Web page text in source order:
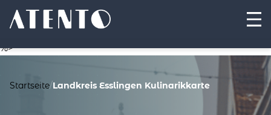
%>
Startseite/Landkreis Esslingen Kulinarikkarte